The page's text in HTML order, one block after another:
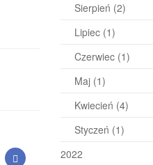
Sierpień (2)
Lipiec (1)
Czerwiec (1)
Maj (1)
Kwiecień (4)
Styczeń (1)
2022